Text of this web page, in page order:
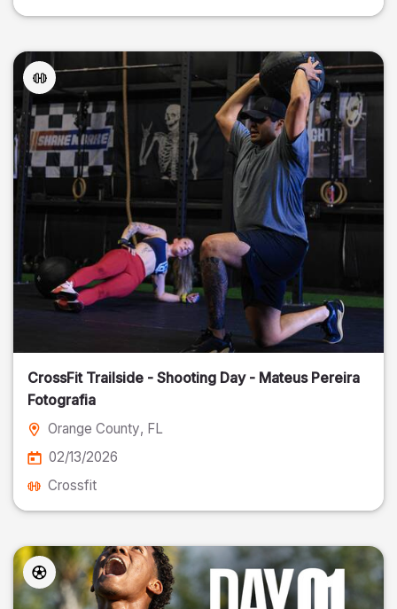
CrossFit Trailside - Shooting Day - Mateus Pereira
Fotografia
Orange County, FL
02/13/2026
Crossfit